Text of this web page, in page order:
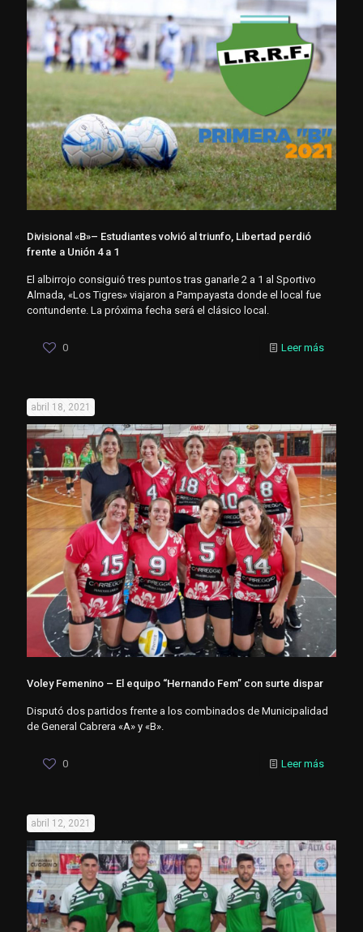
Divisional «B»– Estudiantes volvió al triunfo, Libertad perdió
frente a Unión 4 a 1
El albirrojo consiguió tres puntos tras ganarle 2 a 1 al Sportivo
Almada, «Los Tigres» viajaron a Pampayasta donde el local fue
contundente. La próxima fecha será el clásico local.
0 Leer más
abril 18, 2021
Voley Femenino – El equipo “Hernando Fem” con surte dispar
Disputó dos partidos frente a los combinados de Municipalidad
de General Cabrera «A» y «B».
0 Leer más
abril 12, 2021